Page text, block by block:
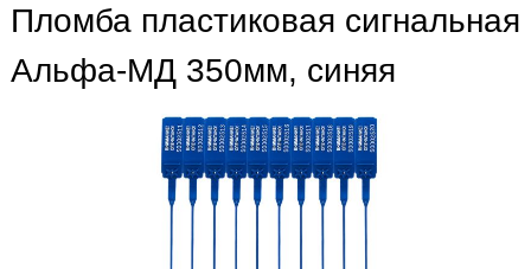
Пломба пластиковая сигнальная
Альфа-МД 350мм, синяя